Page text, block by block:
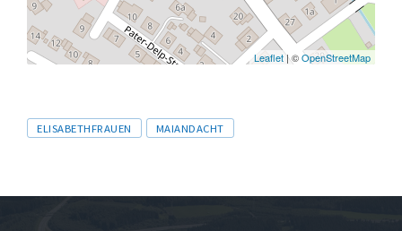
Leaflet| ©OpenStreetMap
Tags
ELISABETHFRAUEN MAIANDACHT